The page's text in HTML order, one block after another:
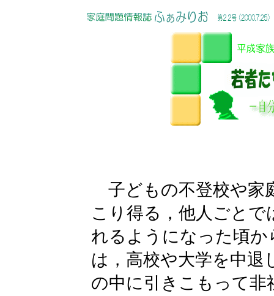
子どもの不登校や家
こり得る，他人ごと
れるようになった頃
は，高校や大学を中退
の中に引きこもって非